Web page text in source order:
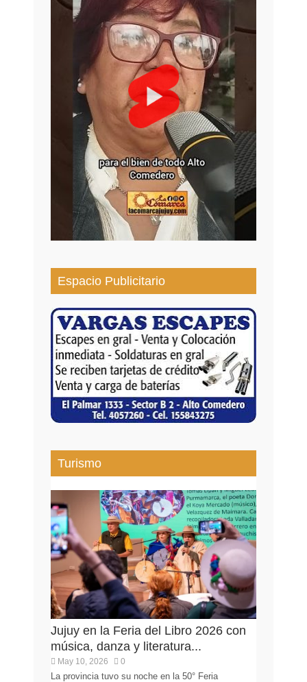
Espacio Publicitario
Turismo
Jujuy en la Feria del Libro 2026 con
música, danza y literatura...
May 10, 2026 0
La provincia tuvo su noche en la 50° Feria